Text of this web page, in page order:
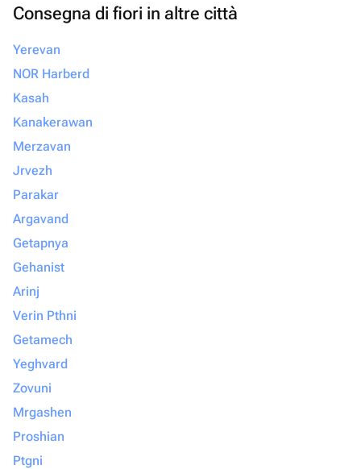
Consegna di fiori in altre città
Yerevan
NOR Harberd
Kasah
Kanakerawan
Merzavan
Jrvezh
Parakar
Argavand
Getapnya
Gehanist
Arinj
Verin Pthni
Getamech
Yeghvard
Zovuni
Mrgashen
Proshian
Ptgni